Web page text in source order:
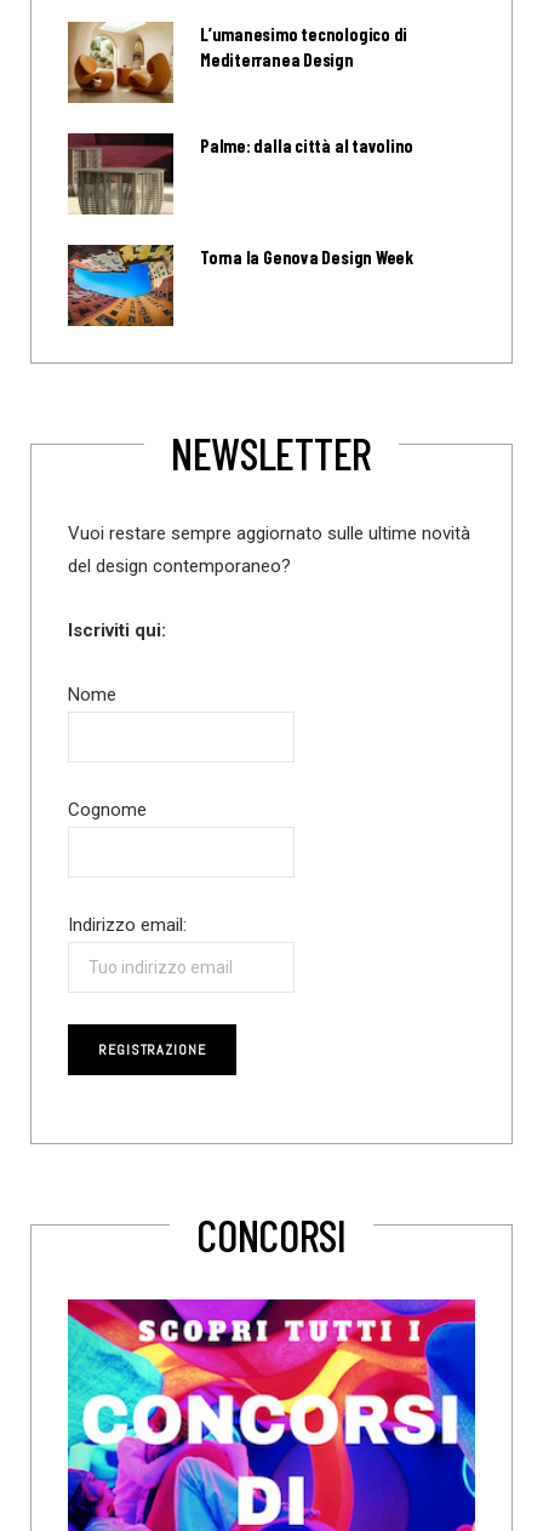
L’umanesimo tecnologico di
Mediterranea Design
Palme: dalla città al tavolino
Torna la Genova Design Week
NEWSLETTER
Vuoi restare sempre aggiornato sulle ultime novità
del design contemporaneo?
Iscriviti qui:
Nome
Cognome
Indirizzo email:
CONCORSI